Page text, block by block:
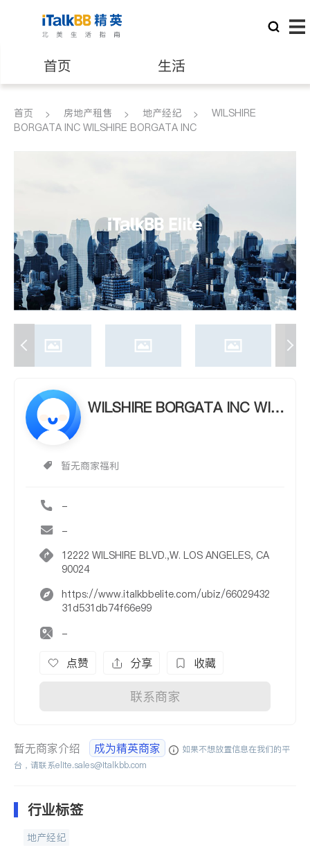
首页 生活
医生 律师
养老 非盈利组织
首页 房地产租售 地产经纪
WILSHIRE
BORGATA INC WILSHIRE BORGATA INC
WILSHIRE BORGATA INC WIL
暂无商家福利
-
-
12222 WILSHIRE BLVD.,W. LOS ANGELES, CA
90024
https://www.italkbbelite.com/ubiz/66029432
31d531db74f66e99
-
点赞 分享 收藏
联系商家
暂无商家介绍 成为精英商家
如果不想放置信息在我们的平
台，请联系elite.sales@italkbb.com
行业标签
地产经纪